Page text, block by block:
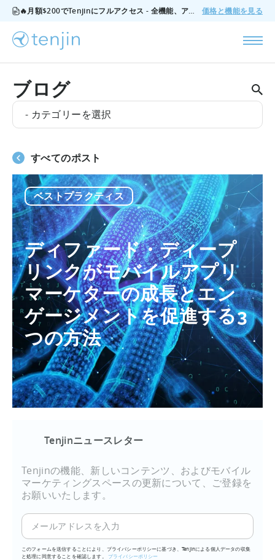
🔥月額$200でTenjinにフルアクセス - 全機能、アドオンなし、いつでもキャンセル可能。 価格と機能を見る
ブログ
- カテゴリーを選択
すべてのポスト
ベストプラクティス
ディファード・ディープ
リンクがモバイルアプリ
マーケターの成長とエン
ゲージメントを促進する3
つの方法
Tenjinニュースレター
Tenjinの機能、新しいコンテンツ、およびモバイル
マーケティングスペースの更新について、ご登録を
お願いいたします。
このフォームを送信することにより、プライバシーポリシーに基づき、Tenjinによる個人データの収集
と処理に同意することを確認します。
プライバシーポリシー